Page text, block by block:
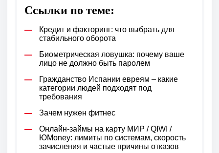
Ссылки по теме:
Кредит и факторинг: что выбрать для
стабильного оборота
Биометрическая ловушка: почему ваше
лицо не должно быть паролем
Гражданство Испании евреям – какие
категории людей подходят под
требования
Зачем нужен фитнес
Онлайн-займы на карту МИР / QIWI /
ЮMoney: лимиты по системам, скорость
зачисления и частые причины отказов